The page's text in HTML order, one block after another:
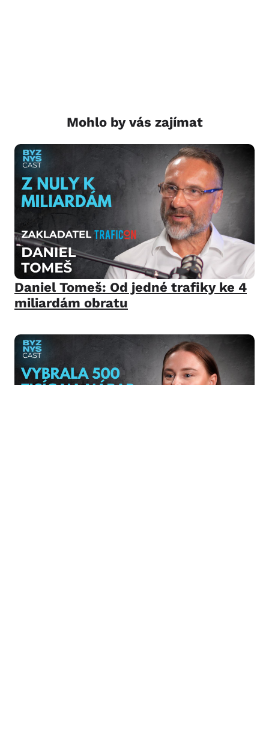
Mohlo by vás zajímat
Daniel Tomeš: Od jedné trafiky ke 4
miliardám obratu